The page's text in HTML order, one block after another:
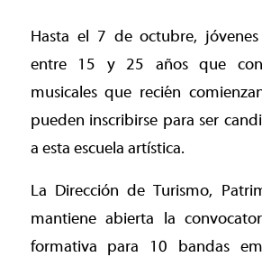
Hasta el 7 de octubre,
entre 15 y 25 años que
musicales que recién
pueden inscribirse para ser
a esta escuela artística.
La Dirección de Turismo,
mantiene abierta la
formativa para 10 bandas